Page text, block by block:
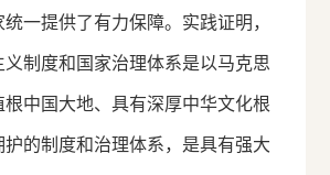
一提供了有力保障。实践证明，
义制度和国家治理体系是以马克思
根中国大地、具有深厚中华文化根
的制度和治理体系，是具有强大